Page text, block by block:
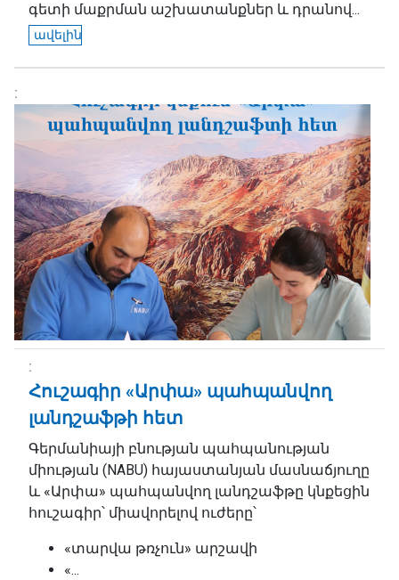
գետի մաքրման աշխատանքներ և դրանով...
ավելին
Հուշագիր «Արփա» պահպանվող
լանդշաֆթի հետ
Գերմանիայի բնության պահպանության
միության (NABU) հայաստանյան մասնաճյուղը
և «Արփա» պահպանվող լանդշաֆթը կնքեցին
հուշագիր՝ միավորելով ուժերը՝
«տարվա թռչուն» արշավի
«...